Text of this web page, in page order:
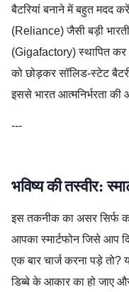
बैटरियां बनाने में बहुत मदद
(Reliance) जैसी बड़ी
(Gigafactory) स्थापित
को छोड़कर सॉलिड-स्टेट
इससे भारत आत्मनिर्भरता
---
भविष्य की तस्वीर:
इस तकनीक का असर सिर्फ
आपका स्मार्टफोन जिसे आप
एक बार चार्ज करना पड़े
डिब्बे के आकार का हो जाए